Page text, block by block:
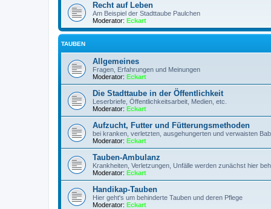
Recht auf Leben
Am Beispiel der Stadttaube Paulchen
Moderator: Eckart
TAUBEN
Allgemeines
Fragen, Erfahrungen und Meinungen
Moderator: Eckart
Die Stadttaube in der Öffentlichkeit
Leserbriefe, Öffentlichkeitsarbeit, Medien, etc.
Moderator: Eckart
Aufzucht, Futter und Fütterungsmethoden
bei kranken, verletzten, ausgehungerten und verwaisten
Moderator: Eckart
Tauben-Ambulanz
Krankheiten, Verletzungen, Unfälle werden zunächst hier
Moderator: Eckart
Handikap-Tauben
Hier geht's um behinderte Tauben und deren Pflege
Moderator: Eckart